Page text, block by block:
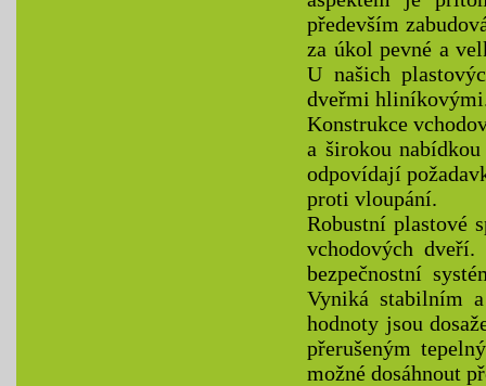
především
za úkol pevné a
U našich
dveřmi
Konstrukce
a širokou
odpovídají
proti vloupání.
Robustní plastové
vchodových
bezpečnostní
Vyniká stabilním
hodnoty jsou
přerušeným
možné dosáhnout